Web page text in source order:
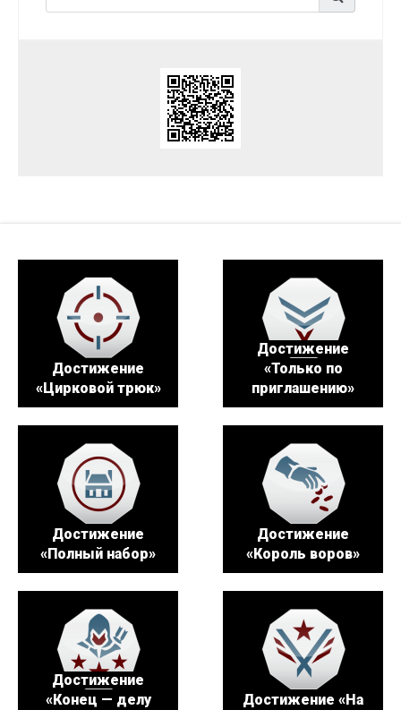
Достижение
«Цирковой трюк»
Достижение
«Только по
приглашению»
Достижение
«Полный набор»
Достижение
«Король воров»
Достижение
«Конец — делу
Достижение «На